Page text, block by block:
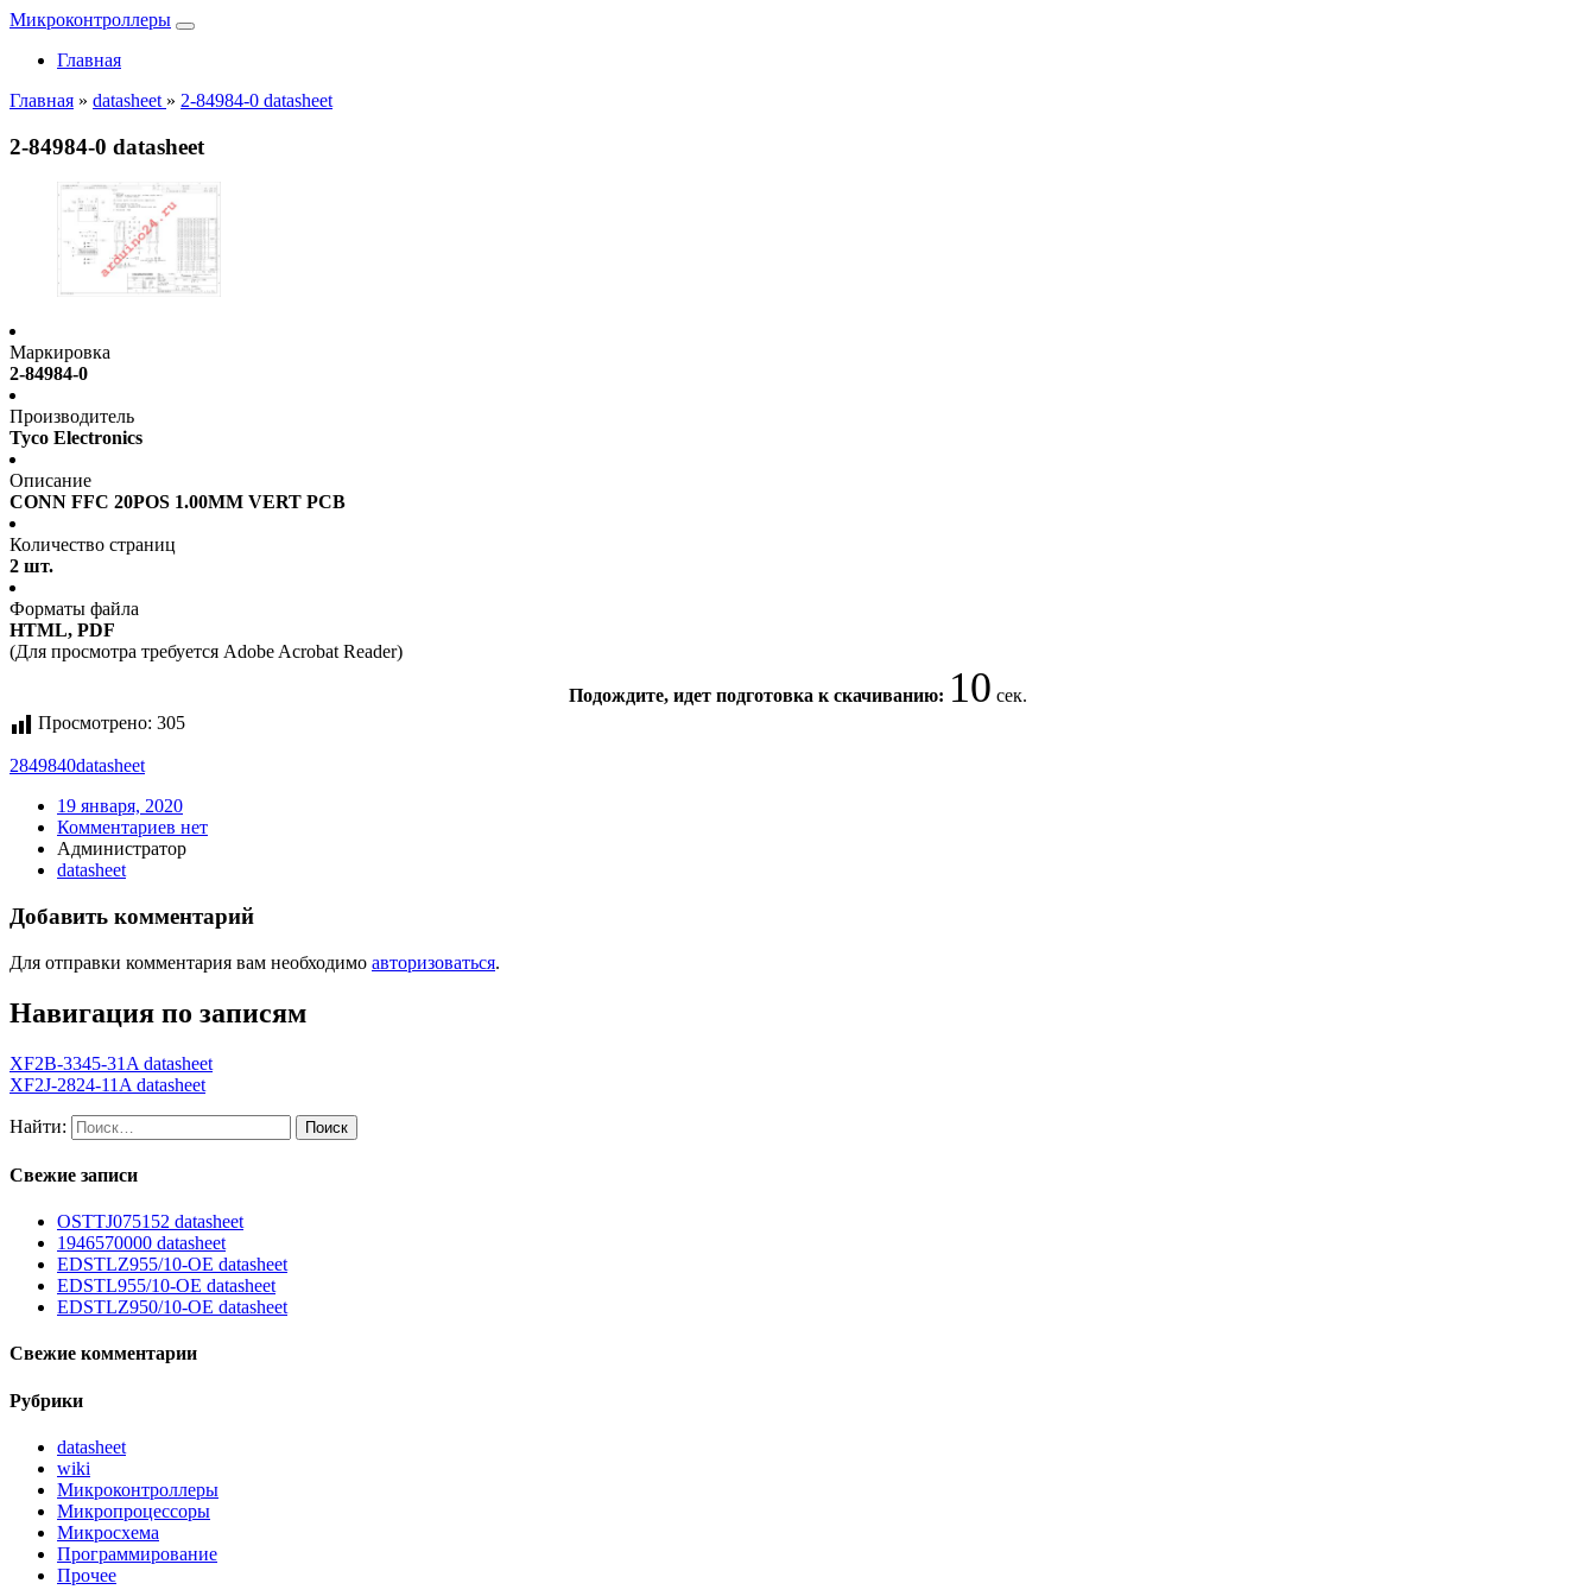
Микроконтроллеры
Главная
Главная » datasheet » 2-84984-0 datasheet
2-84984-0 datasheet
Маркировка
2-84984-0
Производитель
Tyco Electronics
Описание
CONN FFC 20POS 1.00MM VERT PCB
Количество страниц
2 шт.
Форматы файла
HTML, PDF
(Для просмотра требуется Adobe Acrobat Reader)
Подождите, идет подготовка к скачиванию: 10 сек.
Просмотрено: 305
2849840datasheet
19 января, 2020
Комментариев нет
Администратор
datasheet
Добавить комментарий
Для отправки комментария вам необходимо авторизоваться.
Навигация по записям
XF2B-3345-31A datasheet
XF2J-2824-11A datasheet
Найти:
Свежие записи
OSTTJ075152 datasheet
1946570000 datasheet
EDSTLZ955/10-OE datasheet
EDSTL955/10-OE datasheet
EDSTLZ950/10-OE datasheet
Свежие комментарии
Рубрики
datasheet
wiki
Микроконтроллеры
Микропроцессоры
Микросхема
Программирование
Прочее